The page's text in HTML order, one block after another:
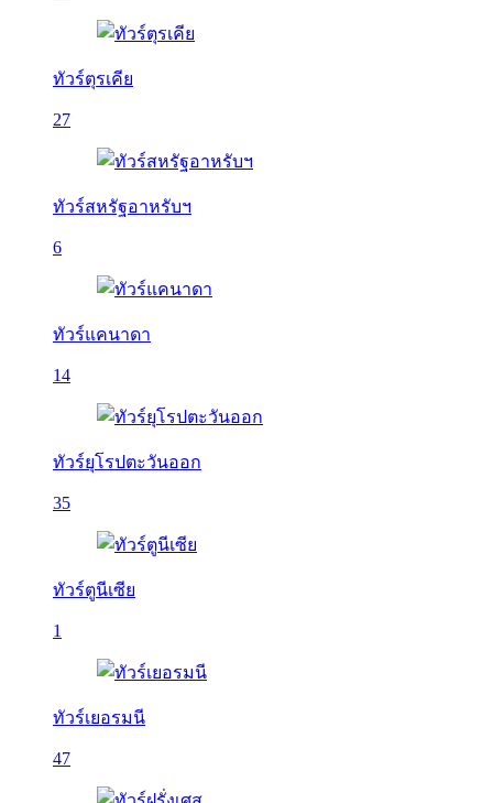
ทัวร์ตุรเคีย
27
ทัวร์สหรัฐอาหรับฯ
6
ทัวร์แคนาดา
14
ทัวร์ยุโรปตะวันออก
35
ทัวร์ตูนีเซีย
1
ทัวร์เยอรมนี
47